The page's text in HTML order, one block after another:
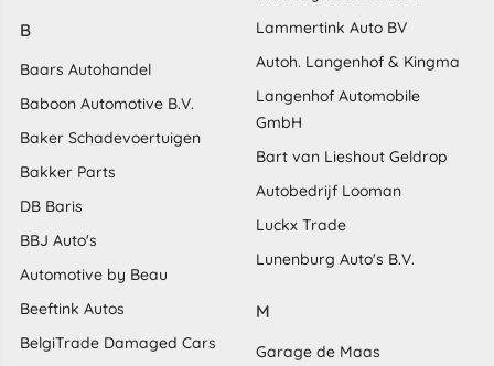
B
Baars Autohandel
Baboon Automotive B.V.
Baker Schadevoertuigen
Bakker Parts
DB Baris
BBJ Auto's
Automotive by Beau
Beeftink Autos
BelgiTrade Damaged Cars
Lammertink Auto BV
Autoh. Langenhof & Kingma
Langenhof Automobile
GmbH
Bart van Lieshout Geldrop
Autobedrijf Looman
Luckx Trade
Lunenburg Auto's B.V.
M
Garage de Maas